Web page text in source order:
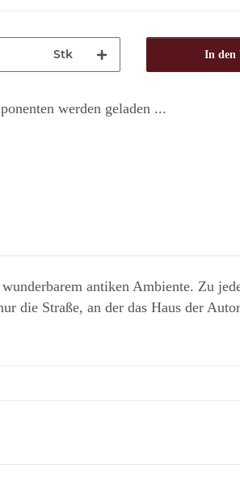
Stk In den
werden geladen ...
antiken Ambiente. Zu
die Straße, an der das Haus der